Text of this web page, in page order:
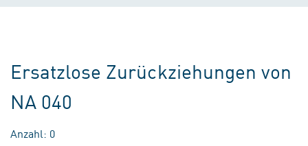
Ersatzlose Zurückziehungen von
NA 040
Anzahl: 0